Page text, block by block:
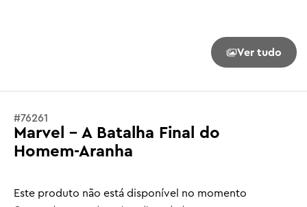
Ver tudo
#76261
Marvel - A Batalha Final do
Homem-Aranha
Este produto não está disponível no momento